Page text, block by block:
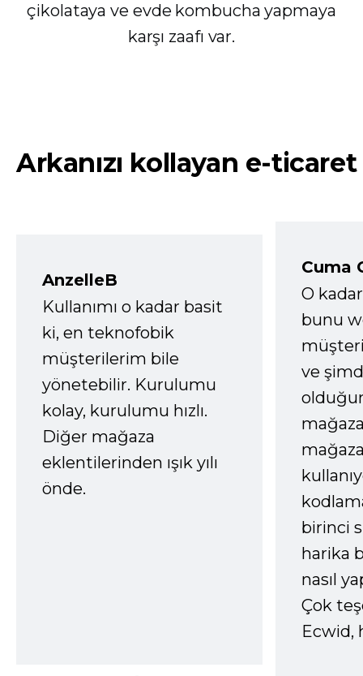
çikolataya ve evde kombucha yapmaya
karşı zaafı var.
Arkanızı kollayan e-ticaret
AnzelleB
Kullanımı o kadar basit
ki, en teknofobik
müşterilerim bile
yönetebilir. Kurulumu
kolay, kurulumu hızlı.
Diğer mağaza
eklentilerinden ışık yılı
önde.
Cuma
O
bunu
ve
birinci
harika
nasıl
Çok
Ecwid,